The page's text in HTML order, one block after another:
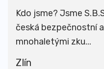
Kdo jsme? Jsme
česká bezpečnostní
mnohaletými zku...
Zlín